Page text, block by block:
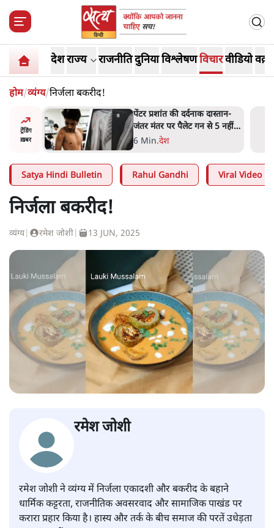
देशराज्य राजनीतिदुनियाविश्लेषणविचारवीडियो
होम/व्यंग्य/निर्जला बकरीद!
ट्रेंडिंग
ख़बर
पर मोदी-
पेंटर प्रशांत की दर्दनाक दास्तान-
जंतर मंतर पर पैलेट गन से 5 नहीं,
6 लोग घायल हुए
6 Min.देश
Satya Hindi Bulletin Rahul Gandhi Viral Video
निर्जला बकरीद!
व्यंग्य| रमेश जोशी 13 JUN, 2025
रमेश जोशी
रमेश जोशी ने व्यंग्य में निर्जला एकादशी और बकरीद के बहाने
धार्मिक कट्टरता, राजनीतिक अवसरवाद और सामाजिक पाखंड पर
करारा प्रहार किया है। हास्य और तर्क के बीच समाज की परतें उधेड़ता